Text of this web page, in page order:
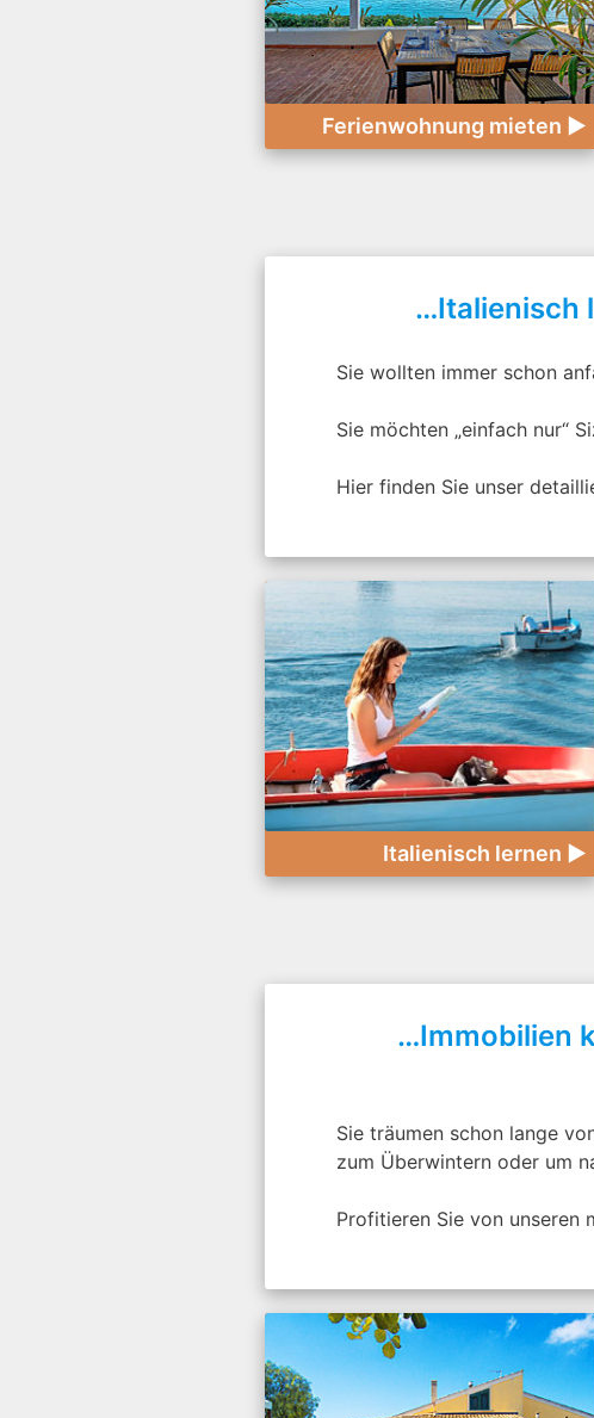
Ferienwohnung mieten ►
…Italienisch
Sie wollten immer schon
Sie möchten „einfach nur“
Hier finden Sie unser
Italienisch lernen ►
…Immobilien
Sie träumen schon lange
zum Überwintern oder um
Profitieren Sie von unseren